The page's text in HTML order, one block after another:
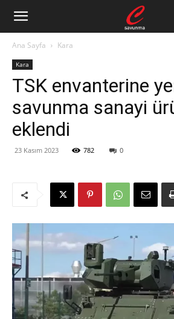
Ana Sayfa Kara
Kara
TSK envanterine
savunma sanayi
eklendi
23 Kasım 2023 782 0